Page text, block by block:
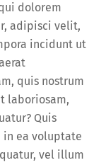
dolorem
adipisci velit,
incidunt ut
quis nostrum
laboriosam,
Quis
ea voluptate
vel illum